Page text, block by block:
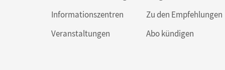
Informationszentren
Veranstaltungen
Zu den Empfehlungen
Abo kündigen